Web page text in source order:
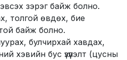
зэрэг байж болно.
толгой өвдөх, бие
байж болно.
булчирхай хавдах,
хэвийн бус үзүүлэлт (цусны